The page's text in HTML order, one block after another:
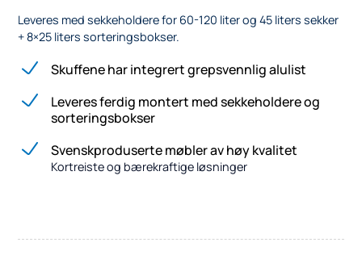
Leveres med sekkeholdere for 60-120 liter og 45 liters sekker
+ 8×25 liters sorteringsbokser.
Skuffene har integrert grepsvennlig alulist
Leveres ferdig montert med sekkeholdere og
sorteringsbokser
Svenskproduserte møbler av høy kvalitet
Kortreiste og bærekraftige løsninger